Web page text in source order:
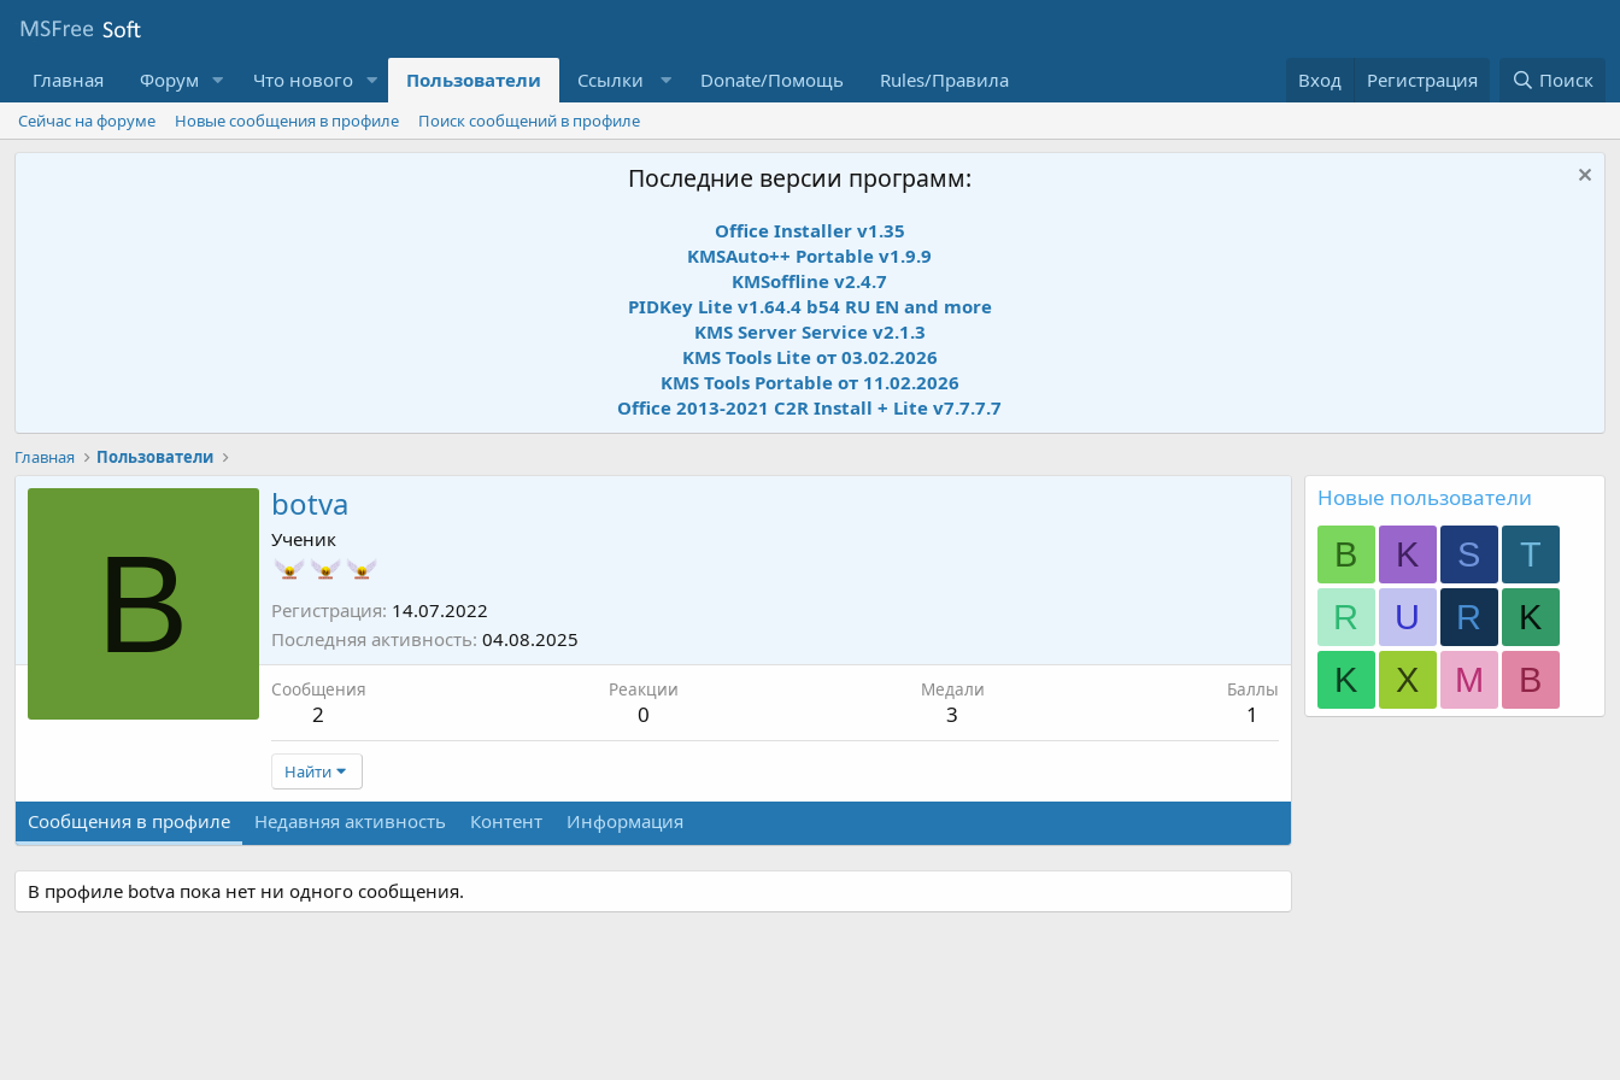
Главная Форум Что нового Пользователи Ссылки Donate/Помощь Rules/Правила Вход Регистрация Поиск
Сейчас на форуме Новые сообщения в профиле Поиск сообщений в профиле
Последние версии программ:
Office Installer v1.35
KMSAuto++ Portable v1.9.9
KMSoffline v2.4.7
PIDKey Lite v1.64.4 b54 RU EN and more
KMS Server Service v2.1.3
KMS Tools Lite от 03.02.2026
KMS Tools Portable от 11.02.2026
Office 2013-2021 C2R Install + Lite v7.7.7.7
Главная Пользователи
B
botva
Ученик
Регистрация 14.07.2022
Последняя активность 04.08.2025
Сообщения
2
Реакции
0
Медали
3
Баллы
1
Найти
Сообщения в профиле Недавняя активность Контент Информация
В профиле botva пока нет ни одного сообщения.
Новые пользователи
В K S
T
R
U R
K
K
X M B